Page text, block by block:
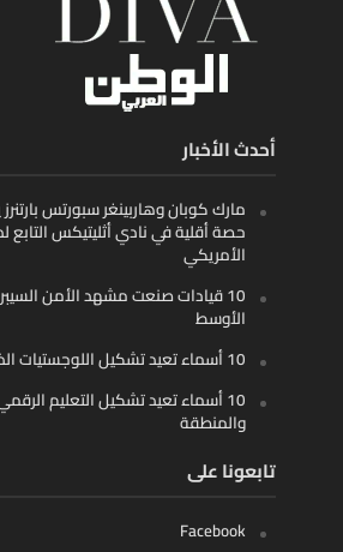
أحدث الأخبار
مارك كوبان وهاربينغر سبورتس
حصة أقلية في نادي أثليتيكس التابع
الأمريكي
10 قيادات صنعت مشهد الأمن
الأوسط
10 أسماء تعيد تشكيل اللوجستيات الذكية في الخليج
10 أسماء تعيد تشكيل التعليم
والمنطقة
تابعونا على
Facebook